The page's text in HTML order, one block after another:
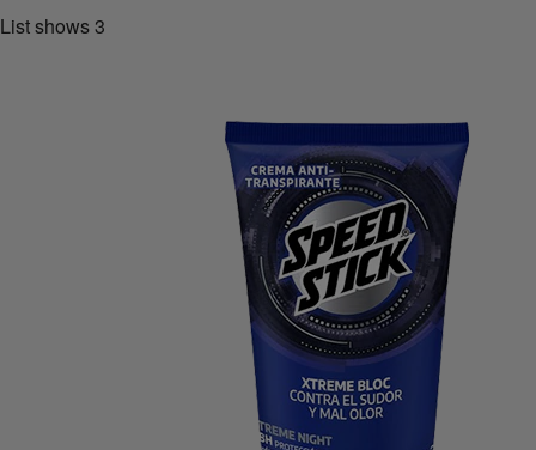
List shows3